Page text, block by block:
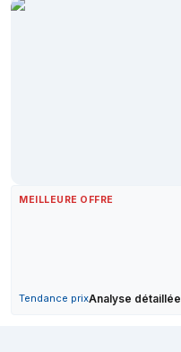
MEILLEURE OFFRE
Tendance prixAnalyse détaillée
11 mai 2026